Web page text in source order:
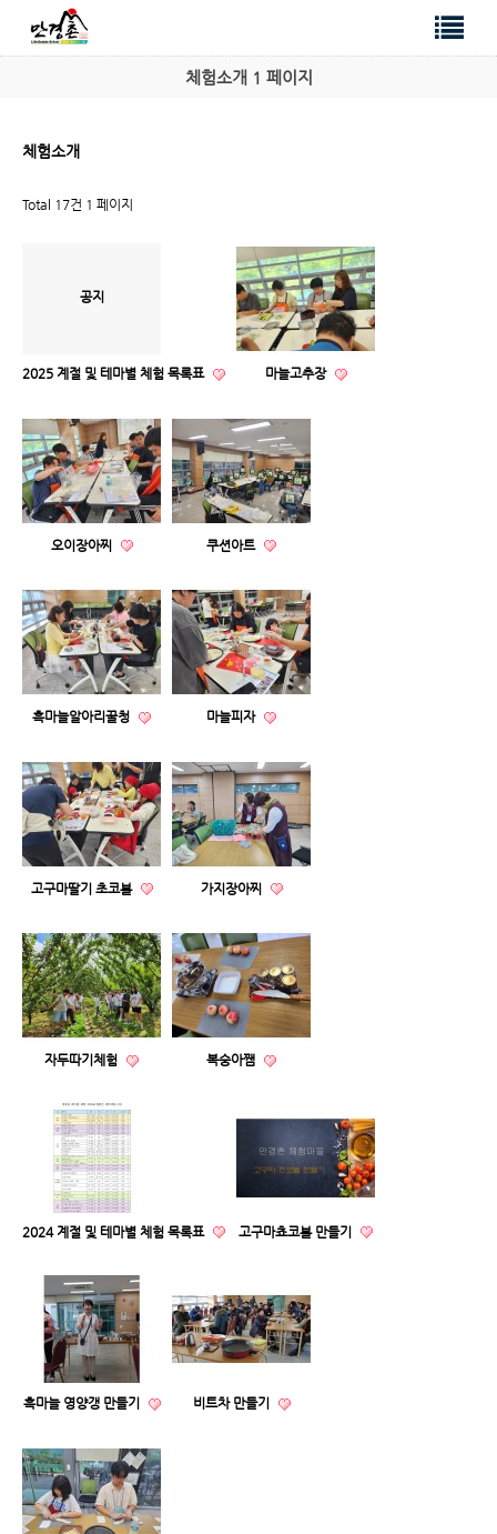
체험소개 1 페이지
체험소개
Total 17건 1 페이지
공지
2025 계절 및 테마별 체험 목록표 마늘고추장
오이장아찌 쿠션아트
흑마늘알아리꿀청 마늘피자
고구마딸기 초코볼 가지장아찌
자두따기체험 복숭아쨈
2024 계절 및 테마별 체험 목록표 고구마쵸코볼 만들기
흑마늘 영양갱 만들기 비트차 만들기